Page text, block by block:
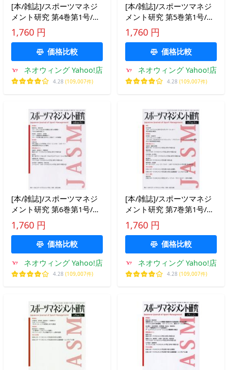
[本/雑誌]/スポーツマネジ
メント研究 第4巻第1号/日
本スポーツマネジメント学
会(単行本・ムック)
1,760 円
価格比較
ネオウィング Yahoo!店
4.28 (109,007件)
[本/雑誌]/スポーツマネジ
メント研究 第5巻第1号/日
本スポーツマネジメント学
会/編集(単行本・ムック)
1,760 円
価格比較
ネオウィング Yahoo!店
4.28 (109,007件)
[本/雑誌]/スポーツマネジ
メント研究 第6巻第1号/日
本スポーツマネジメント学
会/編集
1,760 円
価格比較
ネオウィング Yahoo!店
4.28 (109,007件)
[本/雑誌]/スポーツマネジ
メント研究 第7巻第1号/日
本スポーツマネジメント学
会/編集
1,760 円
価格比較
ネオウィング Yahoo!店
4.28 (109,007件)